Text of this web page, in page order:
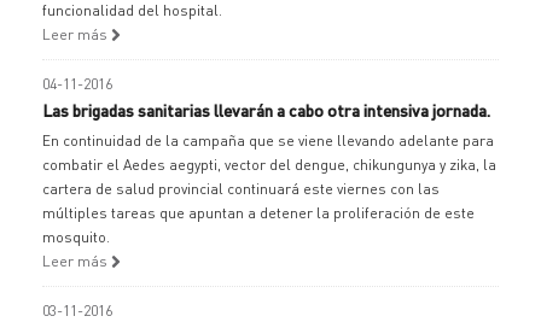
funcionalidad del hospital.
Leer más
04-11-2016
Las brigadas sanitarias llevarán a cabo otra intensiva jornada.
En continuidad de la campaña que se viene llevando adelante para
combatir el Aedes aegypti, vector del dengue, chikungunya y zika, la
cartera de salud provincial continuará este viernes con las
múltiples tareas que apuntan a detener la proliferación de este
mosquito.
Leer más
03-11-2016